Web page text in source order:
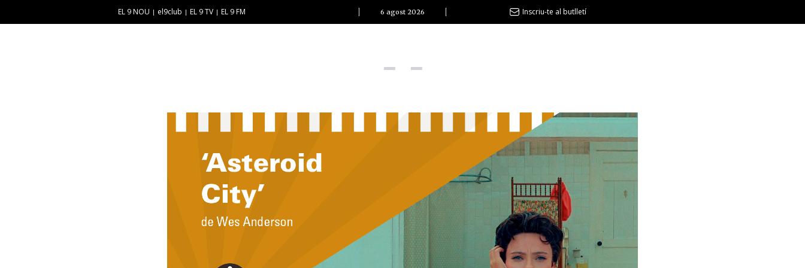
TEMÀTIQUES
EL 9 NOU el9club EL 9 TV EL 9 FM 6 agost 2026 Inscriu-te al butlletí